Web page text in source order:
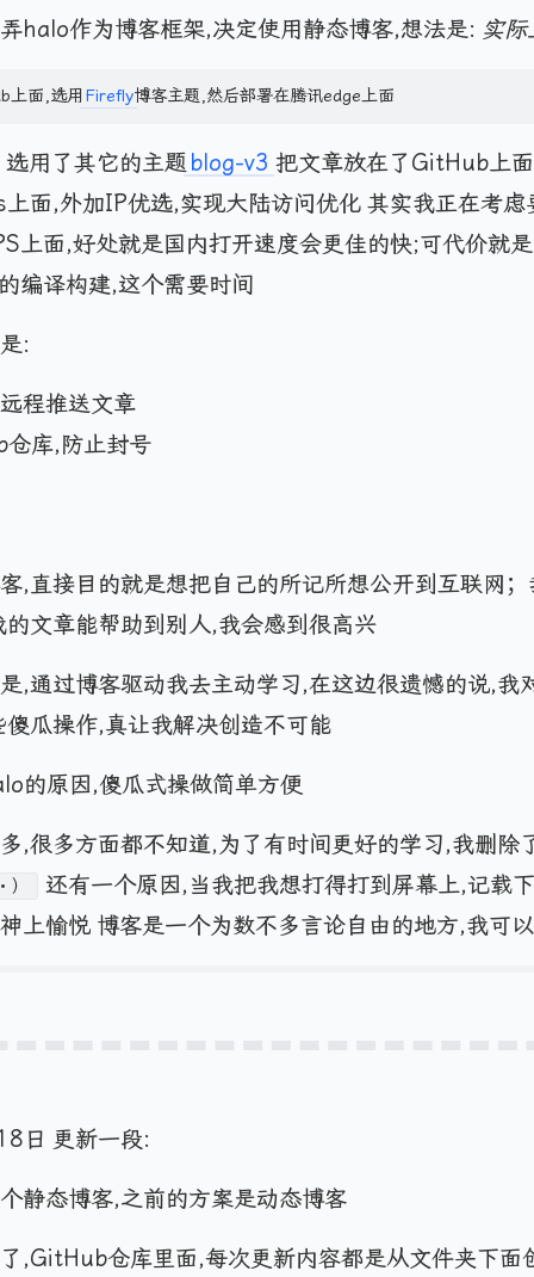
halo作为博客框架,决定使用静态博客,想法是: 实
上面,选用 Firefly博客主题,然后部署在腾讯edge上面
用了其它的主题 blog-v3 把文章放在了GitHub上
面,外加IP优选,实现大陆访问优化 其实我正在考虑
上面,好处就是国内打开速度会更佳的快;可代价就
编译构建,这个需要时间
:
程推送文章
库,防止封号
,直接目的就是想把自己的所记所想公开到互联网
文章能帮助到别人,我会感到很高兴
,通过博客驱动我去主动学习,在这边很遗憾的说,我
瓜操作,真让我解决创造不可能
的原因,傻瓜式操做简单方便
,很多方面都不知道,为了有时间更好的学习,我删除
还有一个原因,当我把我想打得打到屏幕上,记载
上愉悦 博客是一个为数不多言论自由的地方,我可
日 更新一段:
静态博客,之前的方案是动态博客
,GitHub仓库里面,每次更新内容都是从文件夹下面